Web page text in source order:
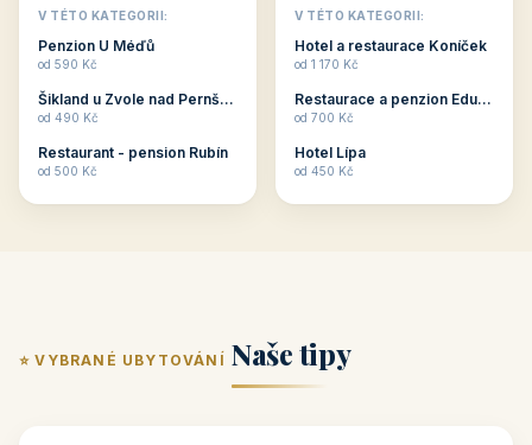
objekty, které nabízí
ubytování skupin v
penzionech, hotelích a
Budete překva...
V TÉTO KATEGORII:
Penzion U Méďů
od 590 Kč
Šikland u Zvole nad Pernštejnem
od 490 Kč
Restaurant - pension Rubín
od 500 Kč
objekty, které mají
zkušenosti pořádat i
menší firemní akce a
ob...
V TÉTO KATEGORII:
Hotel a restaurace Koníček
od 1 170 Kč
Restaurace a penzion Eduard
od 700 Kč
Hotel Lípa
od 450 Kč
⭐ VYBRANÉ UBYTOVÁNÍ Naše tipy